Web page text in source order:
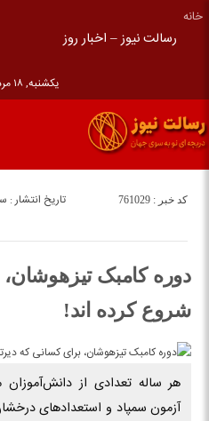
خانه
رسالت نیوز – اخبار روز
یکشنبه, ۱۸ مرداد , ۱۴۰۵
تاریخ انتشار : سه‌شنبه 6 کد خبر : 761029
دوره کامبک
شروع کرده اند!
هر ساله تعدادی از دانش‌آموزان
آزمون سمپاد و استعدادهای